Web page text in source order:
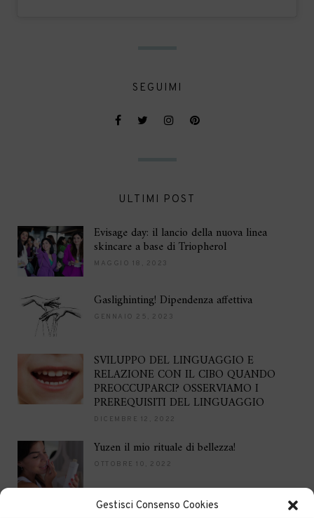
Gestisci Consenso Cookies
SEGUIMI
ULTIMI POST
Evisage day: il lancio della nuova linea
skincare a base di Triopherol
MAGGIO 18, 2023
Gaslighinting! Dipendenza affettiva
GENNAIO 25, 2023
SVILUPPO DEL LINGUAGGIO E
RELAZIONE CON IL CIBO QUANDO
PREOCCUPARCI? OSSERVIAMO I
PREREQUISITI DEL LINGUAGGIO
DICEMBRE 12, 2022
Yuzen il mio rituale di bellezza!
OTTOBRE 10, 2022